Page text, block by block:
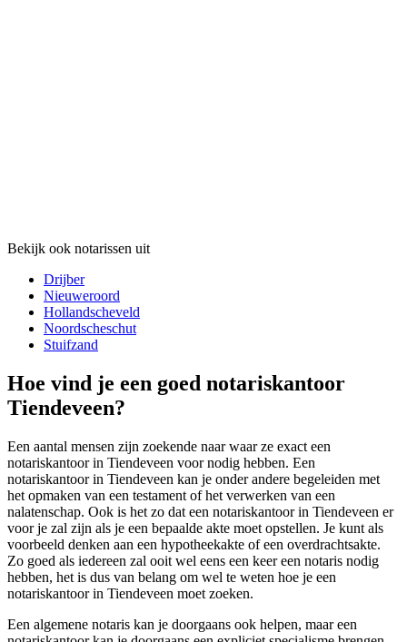
Bekijk ook notarissen uit
Drijber
Nieuweroord
Hollandscheveld
Noordscheschut
Stuifzand
Hoe vind je een goed notariskantoor
Tiendeveen?
Een aantal mensen zijn zoekende naar waar ze exact een
notariskantoor in Tiendeveen voor nodig hebben. Een
notariskantoor in Tiendeveen kan je onder andere begeleiden met
het opmaken van een testament of het verwerken van een
nalatenschap. Ook is het zo dat een notariskantoor in Tiendeveen er
voor je zal zijn als je een bepaalde akte moet opstellen. Je kunt als
voorbeeld denken aan een hypotheekakte of een overdrachtsakte.
Zo goed als iedereen zal ooit wel eens een keer een notaris nodig
hebben, het is dus van belang om wel te weten hoe je een
notariskantoor in Tiendeveen moet zoeken.
Een algemene notaris kan je doorgaans ook helpen, maar een